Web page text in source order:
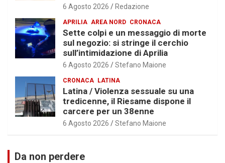
6 Agosto 2026 Redazione
APRILIA AREA NORD CRONACA
Sette colpi e un messaggio di morte
sul negozio: si stringe il cerchio
sull’intimidazione di Aprilia
6 Agosto 2026 Stefano Maione
CRONACA LATINA
Latina / Violenza sessuale su una
tredicenne, il Riesame dispone il
carcere per un 38enne
6 Agosto 2026 Stefano Maione
Da non perdere